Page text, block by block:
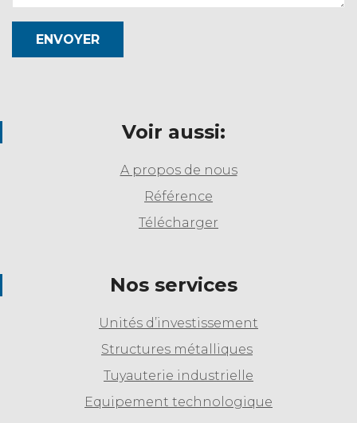
ENVOYER
Voir aussi:
A propos de nous
Référence
Télécharger
Nos services
Unités d’investissement
Structures métalliques
Tuyauterie industrielle
Equipement technologique